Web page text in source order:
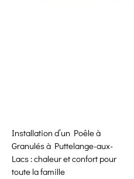
Installation d’un Poêle à
Granulés à Puttelange-aux-
Lacs : chaleur et confort pour
toute la famille